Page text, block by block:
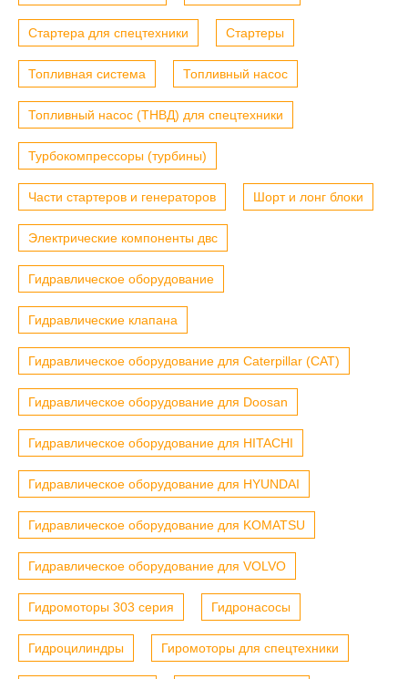
Стартера для спецтехники Стартеры
Топливная система Топливный насос
Топливный насос (ТНВД) для спецтехники
Турбокомпрессоры (турбины)
Части стартеров и генераторов Шорт и лонг блоки
Электрические компоненты двс
Гидравлическое оборудование
Гидравлические клапана
Гидравлическое оборудование для Caterpillar (CAT)
Гидравлическое оборудование для Doosan
Гидравлическое оборудование для HITACHI
Гидравлическое оборудование для HYUNDAI
Гидравлическое оборудование для KOMATSU
Гидравлическое оборудование для VOLVO
Гидромоторы 303 серия Гидронасосы
Гидроцилиндры Гиромоторы для спецтехники